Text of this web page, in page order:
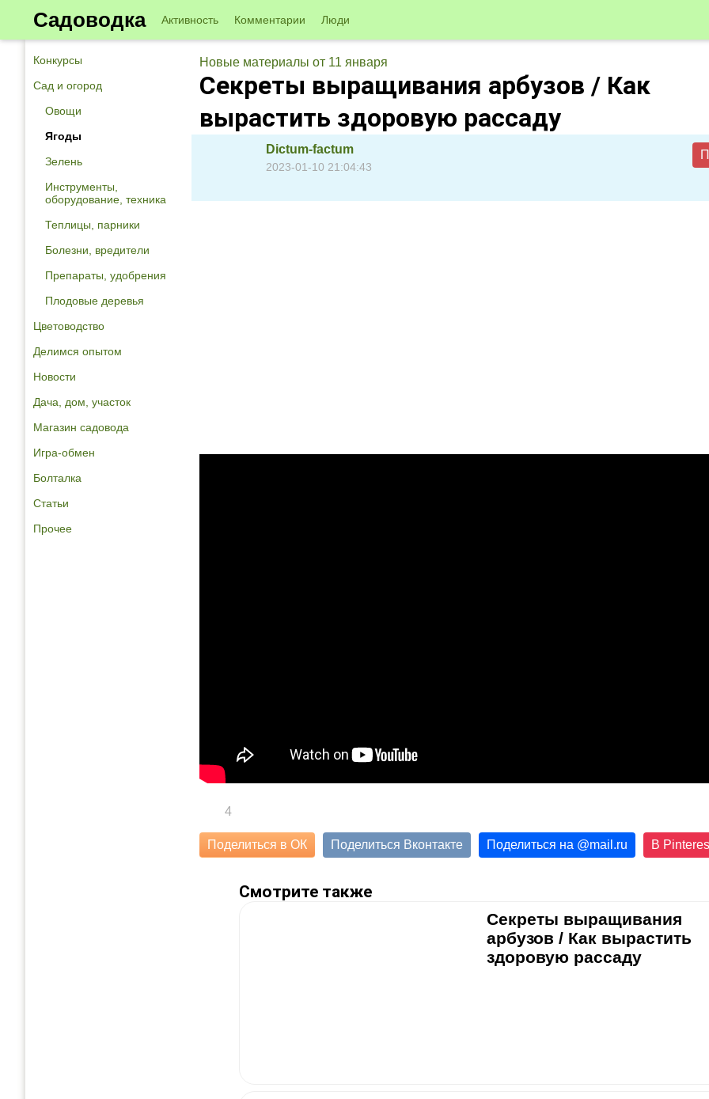
Садоводка Активность Комментарии Люди
Конкурсы
Сад и огород
Овощи
Ягоды
Зелень
Инструменты,
оборудование, техника
Теплицы, парники
Болезни, вредители
Препараты, удобрения
Плодовые деревья
Цветоводство
Делимся опытом
Новости
Дача, дом, участок
Магазин садовода
Игра-обмен
Болталка
Статьи
Прочее
Новые материалы от 11 января
Секреты выращивания арбузов / Как
вырастить здоровую рассаду
Dictum-factum
2023-01-10 21:04:43
4
Поделиться в ОК Поделиться Вконтакте Поделиться на @mail.ru В
Смотрите также
Секреты выращивания
арбузов / Как вырастить
здоровую рассаду